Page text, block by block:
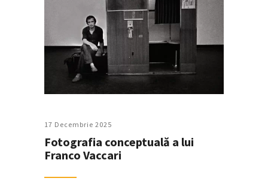
17 Decembrie 2025
Fotografia conceptuală a lui
Franco Vaccari